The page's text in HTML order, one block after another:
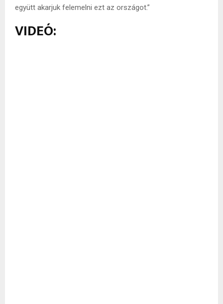
együtt akarjuk felemelni ezt az országot.”
VIDEÓ: